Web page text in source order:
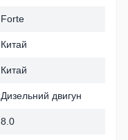
Forte
Китай
Китай
Дизельний двигун
8.0